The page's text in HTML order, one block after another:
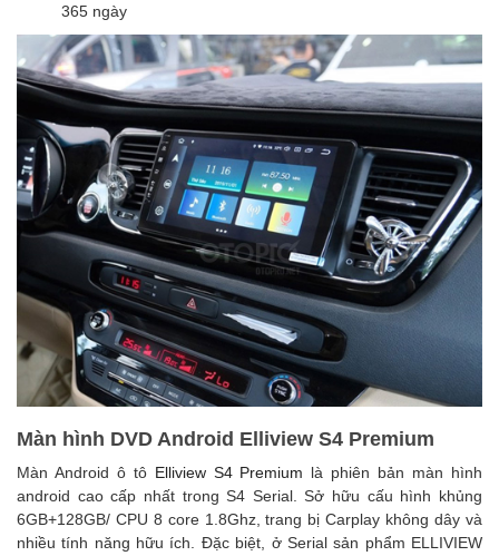
365 ngày
Màn hình DVD Android Elliview S4 Premium
Màn Android ô tô Elliview S4 Premium là phiên bản màn hình
android cao cấp nhất trong S4 Serial. Sở hữu cấu hình khủng
6GB+128GB/ CPU 8 core 1.8Ghz, trang bị Carplay không dây và
nhiều tính năng hữu ích. Đặc biệt, ở Serial sản phẩm ELLIVIEW